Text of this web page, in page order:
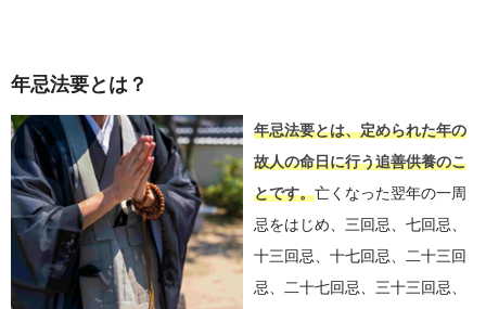
年忌法要とは？
年忌法要とは、定められた年の
故人の命日に行う追善供養のこ
とです。亡くなった翌年の一周
忌をはじめ、三回忌、七回忌、
十三回忌、十七回忌、二十三回
忌、二十七回忌、三十三回忌、